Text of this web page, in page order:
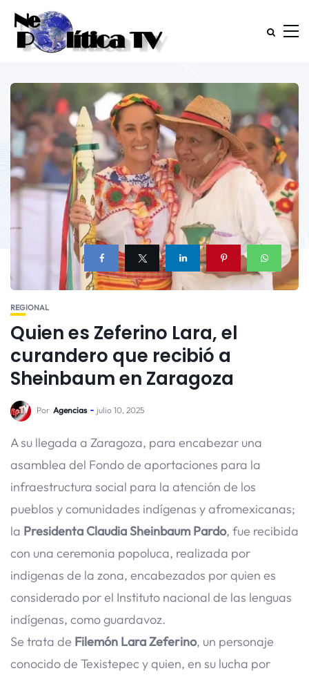
REGIONAL
Quien es Zeferino Lara, el
curandero que recibió a
Sheinbaum en Zaragoza
Por Agencias julio 10, 2025
A su llegada a Zaragoza, para encabezar una
asamblea del Fondo de aportaciones para la
infraestructura social para la atención de los
pueblos y comunidades indígenas y afromexicanas;
la Presidenta Claudia Sheinbaum Pardo, fue recibida
con una ceremonia popoluca, realizada por
indigenas de la zona, encabezados por quien es
considerado por el Instituto nacional de las lenguas
indígenas, como guardavoz.
Se trata de Filemón Lara Zeferino, un personaje
conocido de Texistepec y quien, en su lucha por